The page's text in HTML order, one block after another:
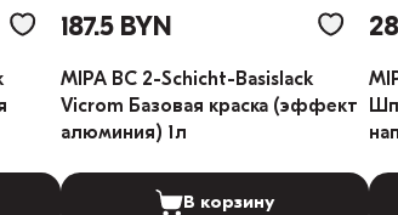
187.5 BYN
MIPA BC 2-Schicht-Basislack
Vicrom Базовая краска (эффект
алюминия) 1л
В корзину